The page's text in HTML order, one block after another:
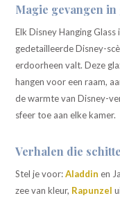
Magie gevangen in
Elk Disney Hanging
gedetailleerde Disney-
erdoorheen valt. Deze
hangen voor een raam,
de warmte van Disney-
sfeer toe aan elke kamer.
Verhalen die
Stel je voor:Aladdin en
zee van kleur, Rapunzel